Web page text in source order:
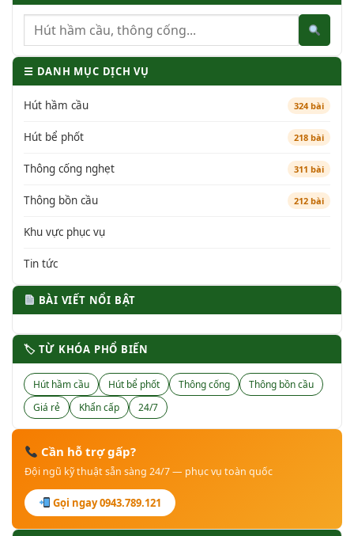
☰ DANH MỤC DỊCH VỤ
Hút hầm cầu 324 bài
Hút bể phốt 218 bài
Thông cống nghẹt 311 bài
Thông bồn cầu 212 bài
Khu vực phục vụ
Tin tức
BÀI VIẾT NỔI BẬT
🏷 TỪ KHÓA PHỔ BIẾN
Hút hầm cầu Hút bể phốt Thông cống
Thông bồn cầu
Giá rẻ
Khẩn cấp 24/7
Cần hỗ trợ gấp?
Đội ngũ kỹ thuật sẵn sàng 24/7 — phục vụ toàn quốc
Gọi ngay 0943.789.121